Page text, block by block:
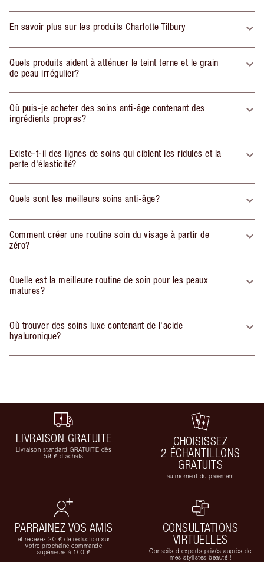
En savoir plus sur les produits Charlotte Tilbury
Quels produits aident à atténuer le teint terne et le grain
de peau irrégulier?
Où puis-je acheter des soins anti-âge contenant des
ingrédients propres?
Existe-t-il des lignes de soins qui ciblent les ridules et la
perte d'élasticité?
Quels sont les meilleurs soins anti-âge?
Comment créer une routine soin du visage à partir de
zéro?
Quelle est la meilleure routine de soin pour les peaux
matures?
Où trouver des soins luxe contenant de l'acide
hyaluronique?
LIVRAISON GRATUITE
Livraison standard GRATUITE dès
59 € d'achats
CHOISISSEZ
2 ÉCHANTILLONS
GRATUITS
au moment du paiement
PARRAINEZ VOS AMIS
et recevez 20 € de réduction sur
votre prochaine commande
supérieure à 100 €
CONSULTATIONS
VIRTUELLES
Conseils d'experts privés auprès de
mes stylistes beauté !